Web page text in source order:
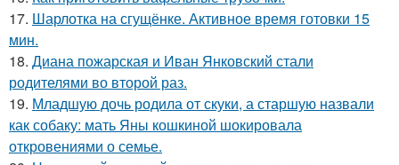
17. Шарлотка на сгущёнке. Активное время готовки 15
мин.
18. Диана пожарская и Иван Янковский стали
родителями во второй раз.
19. Младшую дочь родила от скуки, а старшую назвали
как собаку: мать Яны кошкиной шокировала
откровениями о семье.